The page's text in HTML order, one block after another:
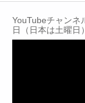
Contact
YouTubeチャンネ
日（日本は土曜日